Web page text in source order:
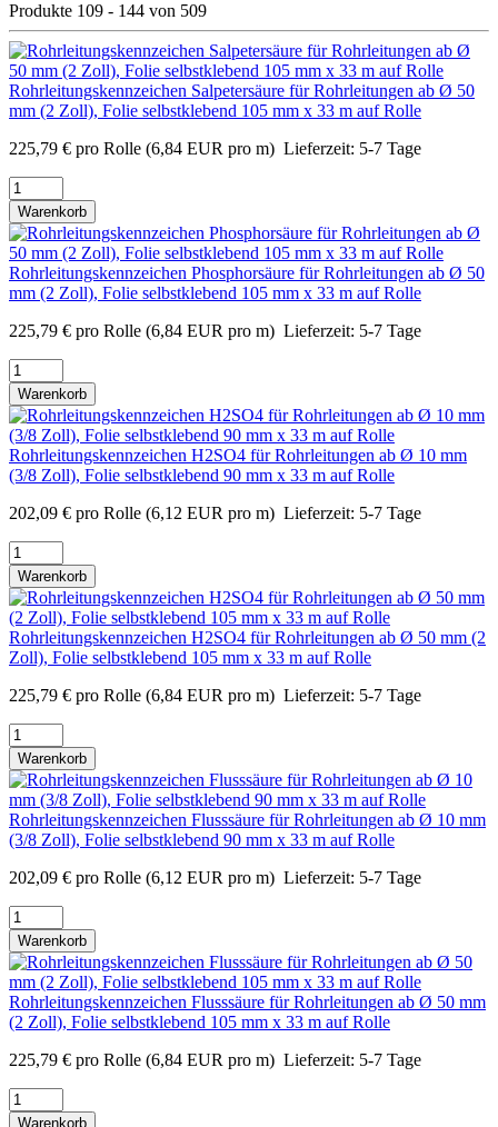
Produkte 109 - 144 von 509
Rohrleitungskennzeichen Salpetersäure für Rohrleitungen ab Ø 50
mm (2 Zoll), Folie selbstklebend 105 mm x 33 m auf Rolle
225,79 € pro Rolle (6,84 EUR pro m) Lieferzeit: 5-7 Tage
Warenkorb
Rohrleitungskennzeichen Phosphorsäure für Rohrleitungen ab Ø 50
mm (2 Zoll), Folie selbstklebend 105 mm x 33 m auf Rolle
225,79 € pro Rolle (6,84 EUR pro m) Lieferzeit: 5-7 Tage
Warenkorb
Rohrleitungskennzeichen H2SO4 für Rohrleitungen ab Ø 10 mm
(3/8 Zoll), Folie selbstklebend 90 mm x 33 m auf Rolle
202,09 € pro Rolle (6,12 EUR pro m) Lieferzeit: 5-7 Tage
Warenkorb
Rohrleitungskennzeichen H2SO4 für Rohrleitungen ab Ø 50 mm (2
Zoll), Folie selbstklebend 105 mm x 33 m auf Rolle
225,79 € pro Rolle (6,84 EUR pro m) Lieferzeit: 5-7 Tage
Warenkorb
Rohrleitungskennzeichen Flusssäure für Rohrleitungen ab Ø 10 mm
(3/8 Zoll), Folie selbstklebend 90 mm x 33 m auf Rolle
202,09 € pro Rolle (6,12 EUR pro m) Lieferzeit: 5-7 Tage
Warenkorb
Rohrleitungskennzeichen Flusssäure für Rohrleitungen ab Ø 50 mm
(2 Zoll), Folie selbstklebend 105 mm x 33 m auf Rolle
225,79 € pro Rolle (6,84 EUR pro m) Lieferzeit: 5-7 Tage
Warenkorb